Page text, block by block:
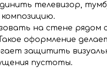
телевизор,
на стене рядом
оформление
защитить
пустоты.